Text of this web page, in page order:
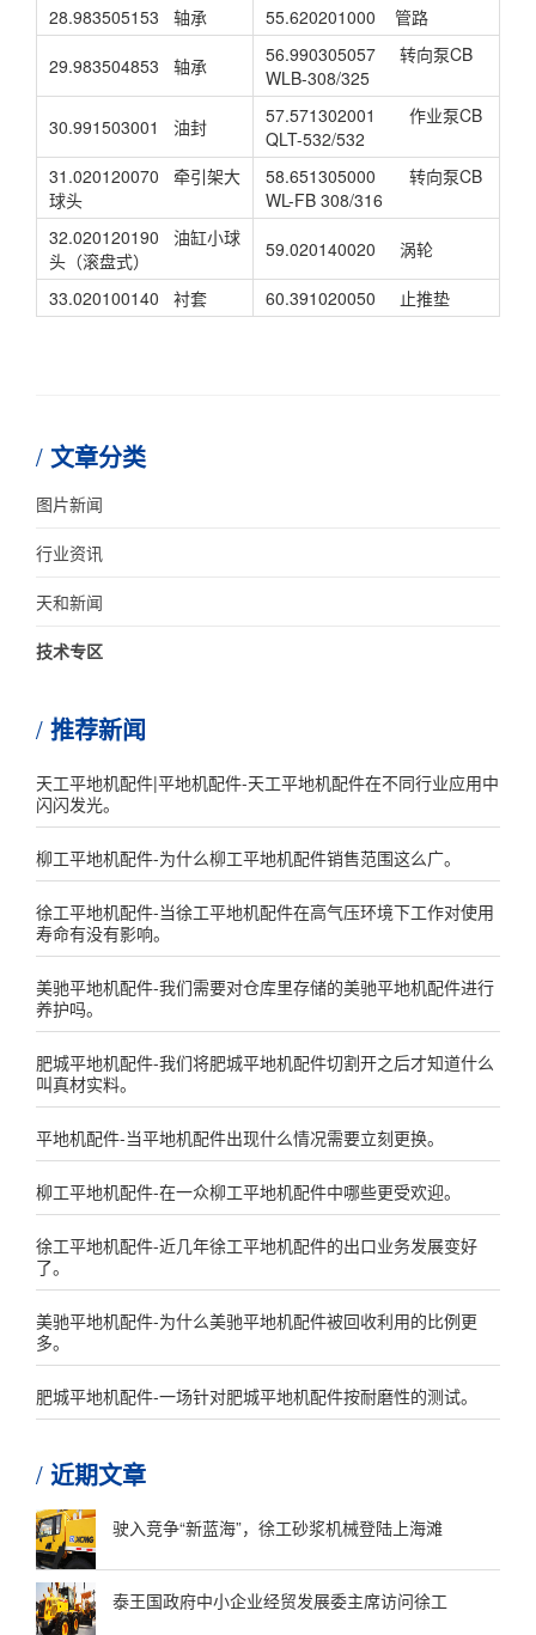
28.983505153 轴承 55.620201000 管路
29.983504853 轴承
56.990305057 转向泵CB
WLB-308/325
30.991503001 油封
57.571302001 作业泵CB
QLT-532/532
31.020120070 牵引架大
球头
58.651305000 转向泵CB
WL-FB 308/316
32.020120190 油缸小球
头（滚盘式）
59.020140020 涡轮
33.020100140 衬套 60.391020050 止推垫
文章分类
图片新闻
行业资讯
天和新闻
技术专区
推荐新闻
天工平地机配件|平地机配件-天工平地机配件在不同行业应用中
闪闪发光。
柳工平地机配件-为什么柳工平地机配件销售范围这么广。
徐工平地机配件-当徐工平地机配件在高气压环境下工作对使用
寿命有没有影响。
美驰平地机配件-我们需要对仓库里存储的美驰平地机配件进行
养护吗。
肥城平地机配件-我们将肥城平地机配件切割开之后才知道什么
叫真材实料。
平地机配件-当平地机配件出现什么情况需要立刻更换。
柳工平地机配件-在一众柳工平地机配件中哪些更受欢迎。
徐工平地机配件-近几年徐工平地机配件的出口业务发展变好
了。
美驰平地机配件-为什么美驰平地机配件被回收利用的比例更
多。
肥城平地机配件-一场针对肥城平地机配件按耐磨性的测试。
近期文章
驶入竞争“新蓝海”，徐工砂浆机械登陆上海滩
泰王国政府中小企业经贸发展委主席访问徐工